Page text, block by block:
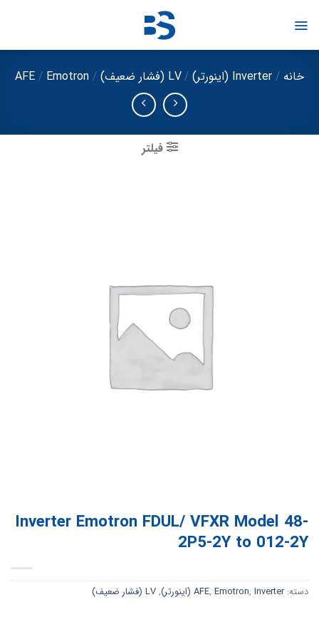
خانه / Inverter (اینورتر) /LV (فشار ضعیف) /
Emotron
/
AFE
فیلتر
Inverter Emotron FDUL/ VFXR Model 48-
2P5-2Y to 012-2Y
دسته: AFE, Emotron, Inverter (اینورتر) , LV (فشار ضعیف)